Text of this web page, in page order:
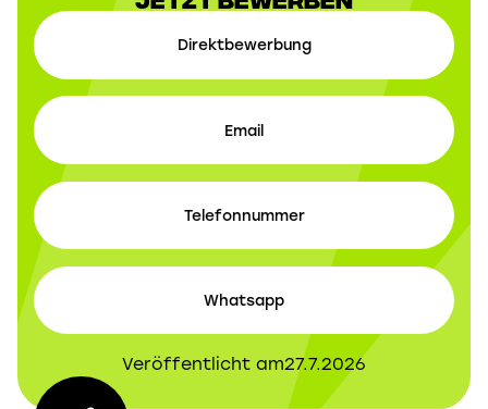
Direktbewerbung
Email
Telefonnummer
Whatsapp
Veröffentlicht am27.7.2026